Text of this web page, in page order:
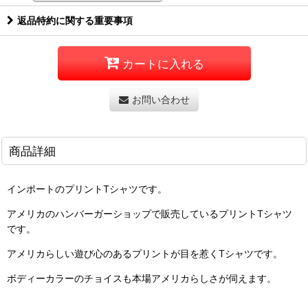
返品特約に関する重要事項
カートに入れる
お問い合わせ
商品詳細
インポートのプリントTシャツです。
アメリカのハンバーガーショップで販売しているプリントTシャツ
です。
アメリカらしい遊び心のあるプリントが目を惹くTシャツです。
ボディーカラーのチョイスも本場アメリカらしさが伺えます。